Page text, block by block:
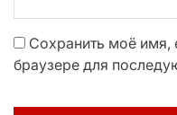
Сохранить моё имя,
браузере для